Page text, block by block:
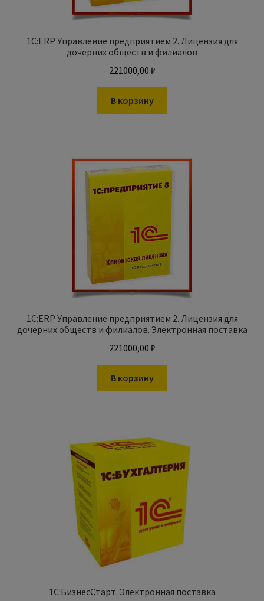
1С:ERP Управление предприятием 2. Лицензия для
дочерних обществ и филиалов
221000,00 ₽
В корзину
1С:ERP Управление предприятием 2. Лицензия для
дочерних обществ и филиалов. Электронная поставка
221000,00 ₽
В корзину
1С:БизнесСтарт. Электронная поставка